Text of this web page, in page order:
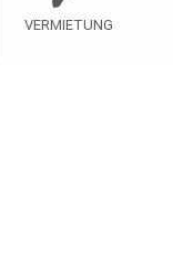
VERMIETUNG